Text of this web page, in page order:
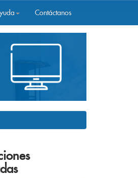
Contáctanos